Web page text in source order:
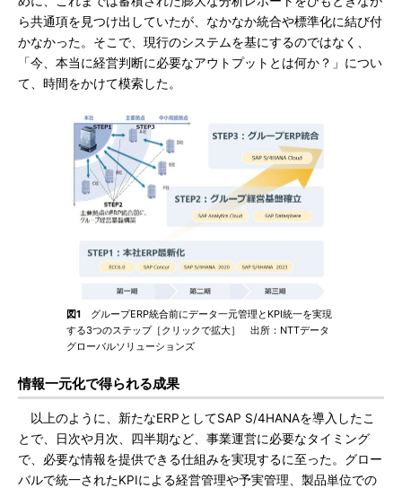
ら共通項を見つけ出していたが、なかなか統合や標準化に結び付
かなかった。そこで、現行のシステムを基にするのではなく、
「今、本当に経営判断に必要なアウトプットとは何か？」につい
て、時間をかけて模索した。
図1 グループERP統合前にデータ一元管理とKPI統一を実現
する3つのステップ［クリックで拡大］ 出所：NTTデータ
グローバルソリューションズ
情報一元化で得られる成果
以上のように、新たなERPとしてSAP S/4HANAを導入したこ
とで、日次や月次、四半期など、事業運営に必要なタイミング
で、必要な情報を提供できる仕組みを実現するに至った。グロー
バルで統一されたKPIによる経営管理や予実管理、製品単位での